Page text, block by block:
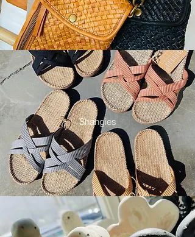
Shangies